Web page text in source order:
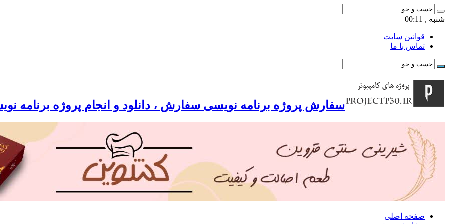
شنبه , 00:11
قوانین سایت
تماس با ما
سفارش پروژه برنامه نویسی سفارش ، دانلود و انجام پروژه برنامه
صفحه اصلی